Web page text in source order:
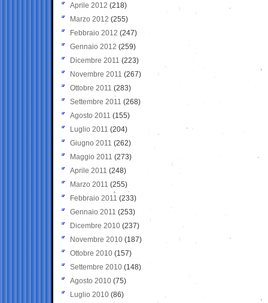
Aprile 2012 (218)
Marzo 2012 (255)
Febbraio 2012 (247)
Gennaio 2012 (259)
Dicembre 2011 (223)
Novembre 2011 (267)
Ottobre 2011 (283)
Settembre 2011 (268)
Agosto 2011 (155)
Luglio 2011 (204)
Giugno 2011 (262)
Maggio 2011 (273)
Aprile 2011 (248)
Marzo 2011 (255)
Febbraio 2011 (233)
Gennaio 2011 (253)
Dicembre 2010 (237)
Novembre 2010 (187)
Ottobre 2010 (157)
Settembre 2010 (148)
Agosto 2010 (75)
Luglio 2010 (86)